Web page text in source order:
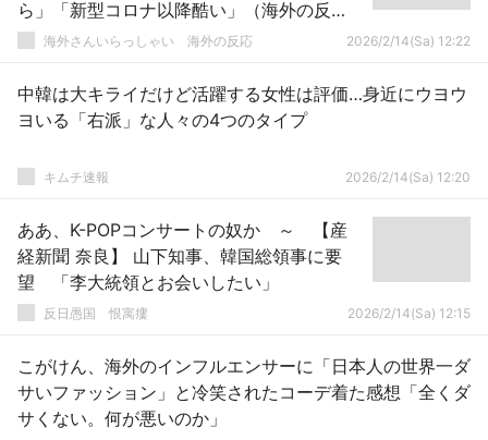
ら」「新型コロナ以降酷い」（海外の反
応）海外さんいらっしゃい 海外の反応 2026/2/14(Sa) 12:22
中韓は大キライだけど活躍する女性は評価…身近にウヨウ
ヨいる「右派」な人々の4つのタイプ
キムチ速報 2026/2/14(Sa) 12:20
ああ、K-POPコンサートの奴か ～ 【産
経新聞 奈良】 山下知事、韓国総領事に要
望 「李大統領とお会いしたい」
反日愚国 恨寓瘻 2026/2/14(Sa) 12:15
こがけん、海外のインフルエンサーに「日本人の世界一ダ
サいファッション」と冷笑されたコーデ着た感想「全くダ
サくない。何が悪いのか」